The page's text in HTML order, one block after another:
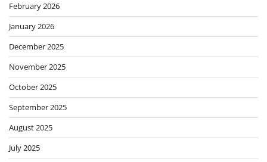
February 2026
January 2026
December 2025
November 2025
October 2025
September 2025
August 2025
July 2025